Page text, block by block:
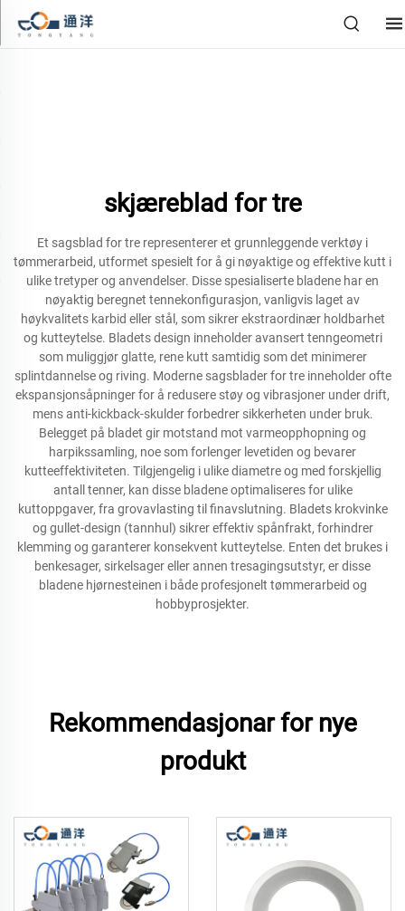
skjæreblad for tre
Et sagsblad for tre representerer et grunnleggende verktøy i
tømmerarbeid, utformet spesielt for å gi nøyaktige og effektive kutt i
ulike tretyper og anvendelser. Disse spesialiserte bladene har en
nøyaktig beregnet tennekonfigurasjon, vanligvis laget av
høykvalitets karbid eller stål, som sikrer ekstraordinær holdbarhet
og kutteytelse. Bladets design inneholder avansert tenngeometri
som muliggjør glatte, rene kutt samtidig som det minimerer
splintdannelse og riving. Moderne sagsblader for tre inneholder ofte
ekspansjonsåpninger for å redusere støy og vibrasjoner under drift,
mens anti-kickback-skulder forbedrer sikkerheten under bruk.
Belegget på bladet gir motstand mot varmeopphopning og
harpikssamling, noe som forlenger levetiden og bevarer
kutteeffektiviteten. Tilgjengelig i ulike diametre og med forskjellig
antall tenner, kan disse bladene optimaliseres for ulike
kuttoppgaver, fra grovavlasting til finavslutning. Bladets krokvinke
og gullet-design (tannhul) sikrer effektiv spånfrakt, forhindrer
klemming og garanterer konsekvent kutteytelse. Enten det brukes i
benkesager, sirkelsager eller annen tresagingsutstyr, er disse
bladene hjørnesteinen i både profesjonelt tømmerarbeid og
hobbyprosjekter.
Rekommendasjonar for nye
produkt